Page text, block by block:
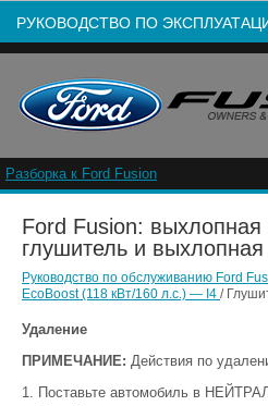
РУКОВОДСТВО ПО
Разборка к Ford Fusion
Ford Fusion:
глушитель и
Руководство по обслуживанию Ford
EcoBoost (118 кВт/160 л.с.) — I4 /
Удаление
ПРИМЕЧАНИЕ: Действия по
Поставьте автомобиль в